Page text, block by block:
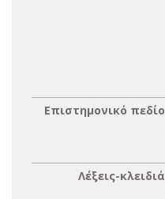
Επιστημονικό πεδίο
Λέξεις-κλειδιά